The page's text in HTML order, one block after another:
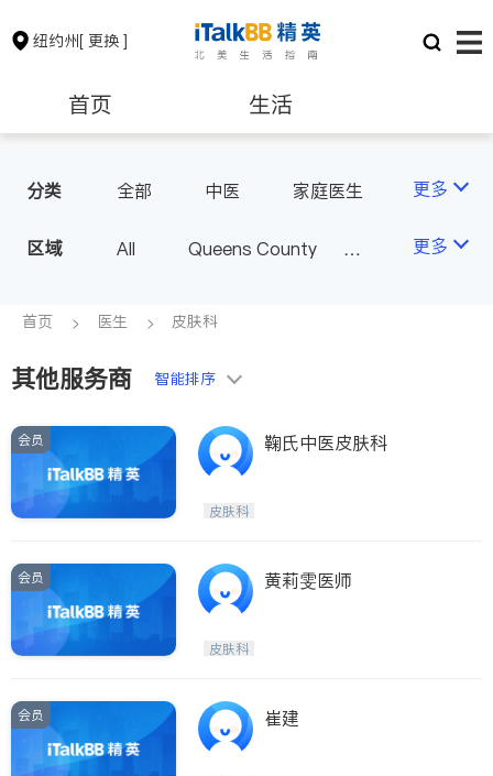
纽约州[ 更换 ]
首页 生活
保险理财 房地产租售
银行贷款
建筑装修
非盈利组织
分类 全部 中医
家庭医生
眼科
妇科
儿科
心脏科
肠胃肝脏科
泌尿科
风湿病
不孕不育
呼吸科
医生-其它
更多
区域 All
Queens County
Long Island
Buffalo & Syracuse
Westchester County & Orange
County
更多
首页 医生 皮肤科
其他服务商 智能排序
会员 鞠氏中医皮肤科
皮肤科
会员 黄莉雯医师
皮肤科
会员 崔建